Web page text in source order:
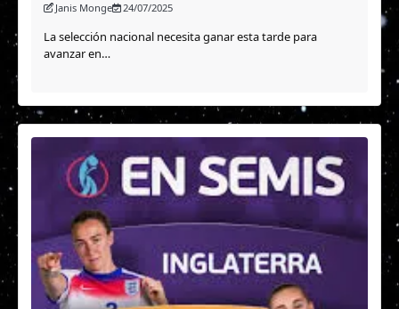
Janis Monge 24/07/2025
La selección nacional necesita ganar esta tarde para
avanzar en…